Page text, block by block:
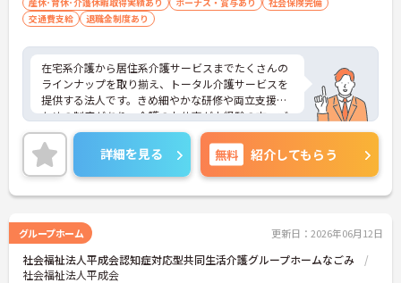
交通費支給
退職金制度あり
在宅系介護から居住系介護サービスまでたくさんの
ラインナップを取り揃え、トータル介護サービスを
提供する法人です。きめ細やかな研修や両立支援の
ための制度があり、介護のお仕事が未経験の方、ブ
ランクのある方、子育て中の方も安心して働ける環
境があります。ご興味ある方には、面接対策ポイン
トなど、さらに詳細をお話しいたしますのでお気軽
にご相談ください！
詳細を見る 無料 紹介してもらう
グループホーム 更新日：2026年06月12日
社会福祉法人平成会認知症対応型共同生活介護グループホームなごみ
社会福祉法人平成会